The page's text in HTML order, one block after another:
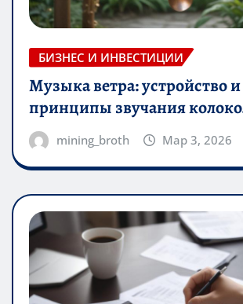
БИЗНЕС И ИНВЕСТИЦИИ
Музыка ветра: устройство и
принципы звучания
mining_broth Мар 3, 2026